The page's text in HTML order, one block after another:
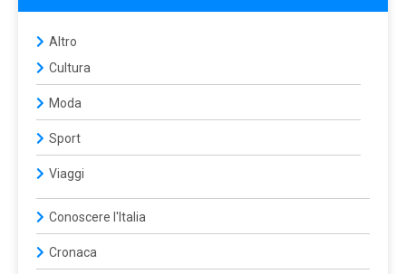
Altro
Cultura
Moda
Sport
Viaggi
Conoscere l'Italia
Cronaca